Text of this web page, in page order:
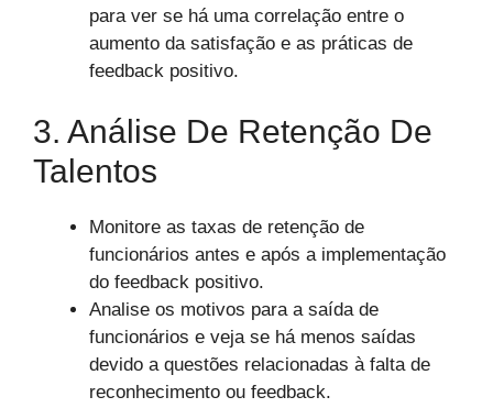
para ver se há uma correlação entre o
aumento da satisfação e as práticas de
feedback positivo.
3. Análise De Retenção De
Talentos
Monitore as taxas de retenção de
funcionários antes e após a implementação
do feedback positivo.
Analise os motivos para a saída de
funcionários e veja se há menos saídas
devido a questões relacionadas à falta de
reconhecimento ou feedback.